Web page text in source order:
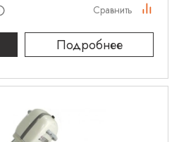
Подробнее
Сравнить